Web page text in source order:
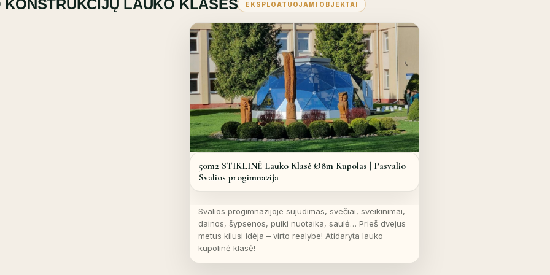
KONSTRUKCIJŲ LAUKO KLASĖS EKSPLOATUOJAMI OBJEKTAI
Daugiau..
50m2 STIKLINĖ Lauko Klasė Ø8m Kupolas | Pasvalio
Svalios progimnazija
Svalios progimnazijoje sujudimas, svečiai, sveikinimai,
dainos, šypsenos, puiki nuotaika, saulė… Prieš dvejus
metus kilusi idėja – virto realybe! Atidaryta lauko
kupolinė klasė!